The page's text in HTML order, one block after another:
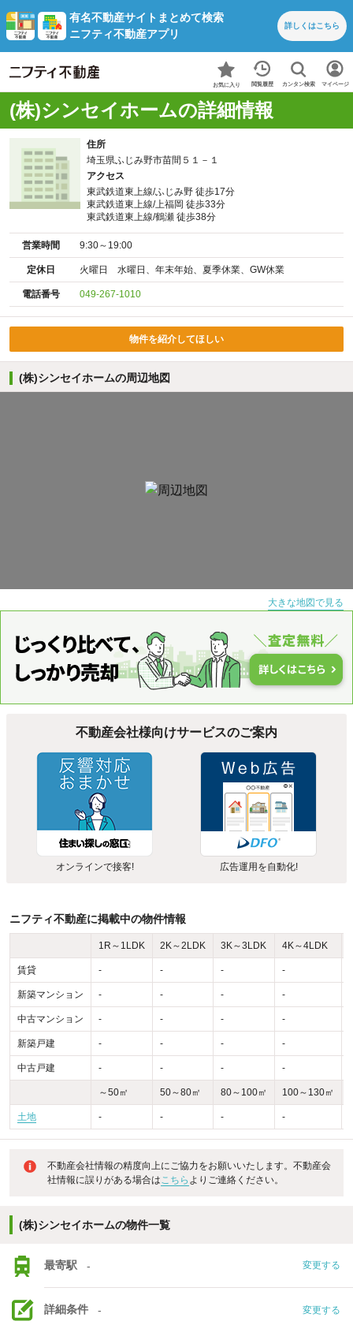
有名不動産サイトまとめて検索
ニフティ不動産アプリ
詳しくはこちら
お気に入り 閲覧履歴 カンタン検索 マイページ
(株)シンセイホームの詳細情報
住所
埼玉県ふじみ野市苗間５１－１
アクセス
東武鉄道東上線/ふじみ野 徒歩17分
東武鉄道東上線/上福岡 徒歩33分
東武鉄道東上線/鶴瀬 徒歩38分
営業時間 9:30～19:00
定休日 火曜日 水曜日、年末年始、夏季休業、GW休業
電話番号 049-267-1010
物件を紹介してほしい
(株)シンセイホームの周辺地図
大きな地図で見る
不動産会社様向けサービスのご案内
オンラインで接客! 広告運用を自動化!
ニフティ不動産に掲載中の物件情報
1R～1LDK 2K～2LDK 3K～3LDK 4K～4LDK
賃貸 - - - -
新築マンション - - - -
中古マンション - - - -
新築戸建 - - - -
中古戸建 - - - -
～50㎡ 50～80㎡ 80～100㎡ 100～130㎡
土地 - - - -
不動産会社情報の精度向上にご協力をお願いいたします。不動産会
社情報に誤りがある場合はこちら よりご連絡ください。
(株)シンセイホームの物件一覧
最寄駅 - 変更する
詳細条件 - 変更する